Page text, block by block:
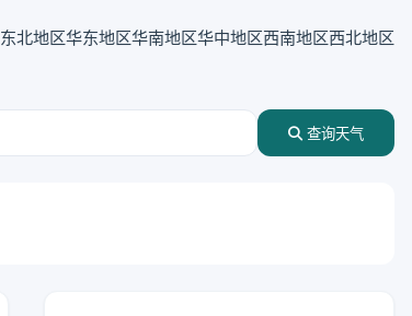
东北地区华东地区华南地区华中地区西南地区西北地区
查询天气